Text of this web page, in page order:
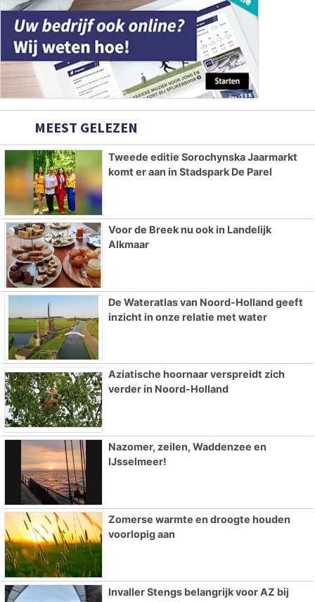
MEEST GELEZEN
Tweede editie Sorochynska Jaarmarkt
komt er aan in Stadspark De Parel
Voor de Breek nu ook in Landelijk
Alkmaar
De Wateratlas van Noord-Holland geeft
inzicht in onze relatie met water
Aziatische hoornaar verspreidt zich
verder in Noord-Holland
Nazomer, zeilen, Waddenzee en
IJsselmeer!
Zomerse warmte en droogte houden
voorlopig aan
Invaller Stengs belangrijk voor AZ bij